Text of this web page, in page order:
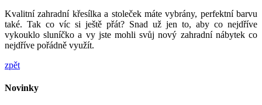
Kvalitní zahradní křesílka a stoleček máte vybrány, perfektní barvu
také. Tak co víc si ještě přát? Snad už jen to, aby co nejdříve
vykouklo sluníčko a vy jste mohli svůj nový zahradní nábytek co
nejdříve pořádně využít.
zpět
Novinky